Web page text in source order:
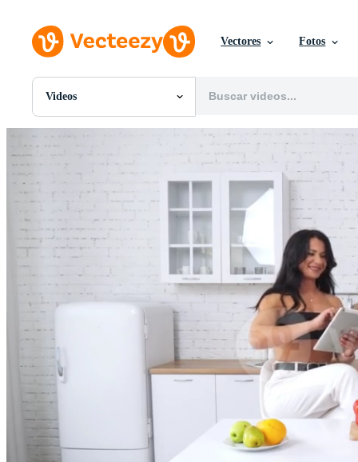
Vectores Fotos
Videos
Todas Imágenes
Fotos
PSDs
Plantillas
Vectores
Videos
Gráficos en Movimiento
Eventos Editoriales